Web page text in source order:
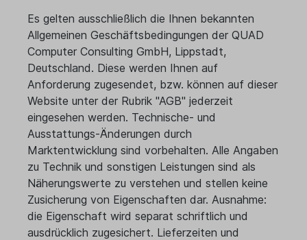
Es gelten ausschließlich die Ihnen bekannten
Allgemeinen Geschäftsbedingungen der QUAD
Computer Consulting GmbH, Lippstadt,
Deutschland. Diese werden Ihnen auf
Anforderung zugesendet, bzw. können auf dieser
Website unter der Rubrik "AGB" jederzeit
eingesehen werden. Technische- und
Ausstattungs-Änderungen durch
Marktentwicklung sind vorbehalten. Alle Angaben
zu Technik und sonstigen Leistungen sind als
Näherungswerte zu verstehen und stellen keine
Zusicherung von Eigenschaften dar. Ausnahme:
die Eigenschaft wird separat schriftlich und
ausdrücklich zugesichert. Lieferzeiten und